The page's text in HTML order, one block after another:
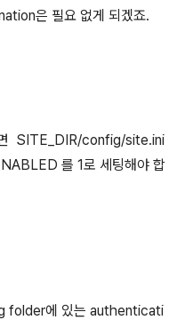
은 필요 없게 되겠죠.
SITE_DIR/config/site.ini
를 1로 세팅해야 합
folder에 있는 authenticati